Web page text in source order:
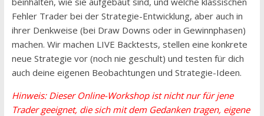
Fehler Trader bei der Strategie-Entwicklung, aber auch in
ihrer Denkweise (bei Draw Downs oder in Gewinnphasen)
machen. Wir machen LIVE Backtests, stellen eine konkrete
neue Strategie vor (noch nie geschult) und testen für dich
auch deine eigenen Beobachtungen und Strategie-Ideen.
Hinweis: Dieser Online-Workshop ist nicht nur für jene
Trader geeignet, die sich mit dem Gedanken tragen, eigene